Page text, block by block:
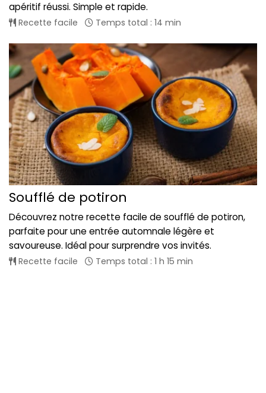
apéritif réussi. Simple et rapide.
Recette facile Temps total : 14 min
Soufflé de potiron
Découvrez notre recette facile de soufflé de potiron,
parfaite pour une entrée automnale légère et
savoureuse. Idéal pour surprendre vos invités.
Recette facile Temps total : 1 h 15 min